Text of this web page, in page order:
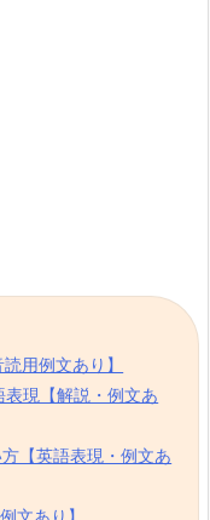
用例文あり】
表現【解説・例文あ
【英語表現・例文あ